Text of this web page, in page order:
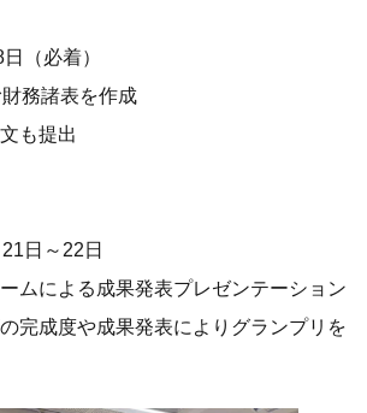
（必着）
務諸表を作成
も提出
日～22日
ムによる成果発表プレゼンテーション
完成度や成果発表によりグランプリを